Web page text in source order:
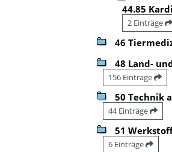
44.85
2 Einträge
46
48 Land-
156 Einträge
50 Technik
44 Einträge
51
6 Einträge